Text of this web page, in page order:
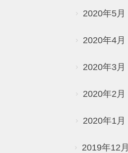
2020年5月
2020年4月
2020年3月
2020年2月
2020年1月
2019年12月